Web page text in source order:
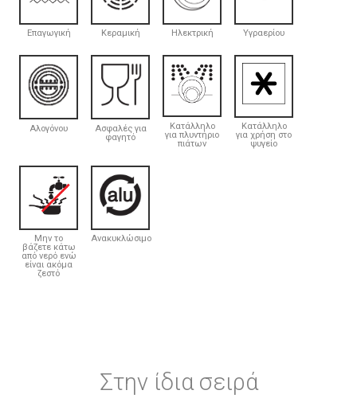
Επαγωγική Κεραμική Ηλεκτρική Υγραερίου
Αλογόνου
Ασφαλές για
φαγητό
Κατάλληλο
για πλυντήριο
πιάτων
Κατάλληλο
για χρήση στο
ψυγείο
Μην το
βάζετε κάτω
από νερό ενώ
είναι ακόμα
ζεστό
Ανακυκλώσιμο
Στην ίδια σειρά